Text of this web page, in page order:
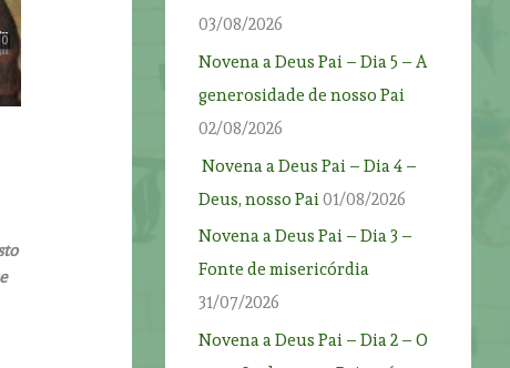
03/08/2026
Novena a Deus Pai – Dia 5 – A
generosidade de nosso Pai
02/08/2026
Novena a Deus Pai – Dia 4 –
Deus, nosso Pai 01/08/2026
Novena a Deus Pai – Dia 3 –
Fonte de misericórdia
31/07/2026
Novena a Deus Pai – Dia 2 – O